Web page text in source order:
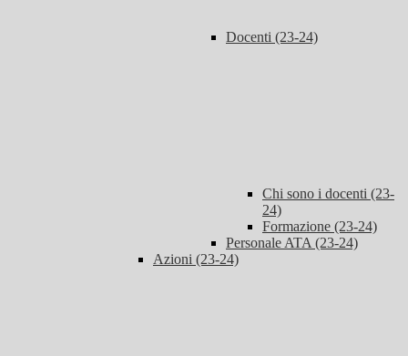
Docenti (23-24)
Chi sono i docenti (23-
24)
Formazione (23-24)
Personale ATA (23-24)
Azioni (23-24)